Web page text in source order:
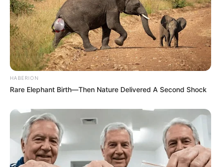
HABERION
Rare Elephant Birth—Then Nature Delivered A Second Shock